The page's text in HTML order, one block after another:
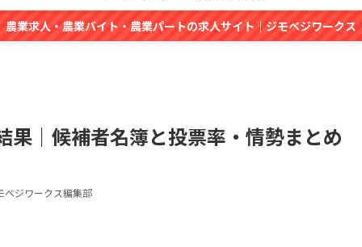
農業求人・農業バイト・農業パートの求人サイト｜ジモベジワークス
果｜候補者名簿と投票率・情勢まとめ
ベジワークス編集部